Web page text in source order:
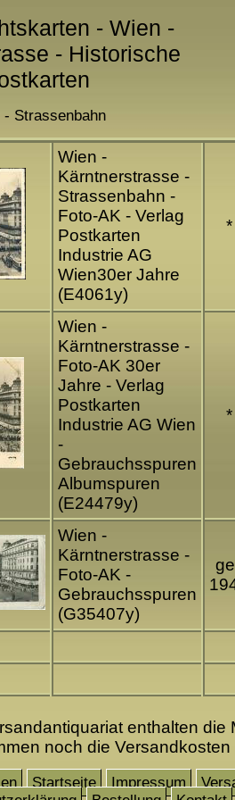
- Wien -
- Historische
- Strassenbahn
Wien -
Kärntnerstrasse -
Strassenbahn -
Foto-AK - Verlag
Postkarten
Industrie AG
Wien30er Jahre
(E4061y)
*
Wien -
Kärntnerstrasse -
Foto-AK 30er
Jahre - Verlag
Postkarten
Industrie AG Wien
-
Gebrauchsspuren
Albumspuren
(E24479y)
*
Wien -
Kärntnerstrasse -
Foto-AK -
Gebrauchsspuren
(G35407y)
enthalten die
noch die Versandkosten
Startseite Impressum